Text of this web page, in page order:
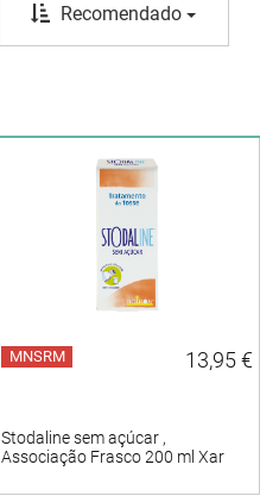
Recomendado
MNSRM 13,95 €
Stodaline sem açúcar ,
Associação Frasco 200 ml Xar